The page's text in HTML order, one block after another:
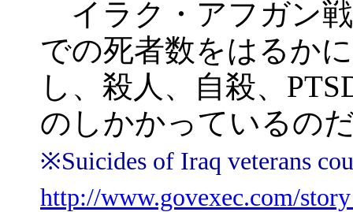
イラク・アフガン
での死者数をはるか
し、殺人、自殺、
のしかかっているの
※Suicides of Iraq veterans
http://www.govexec.com/